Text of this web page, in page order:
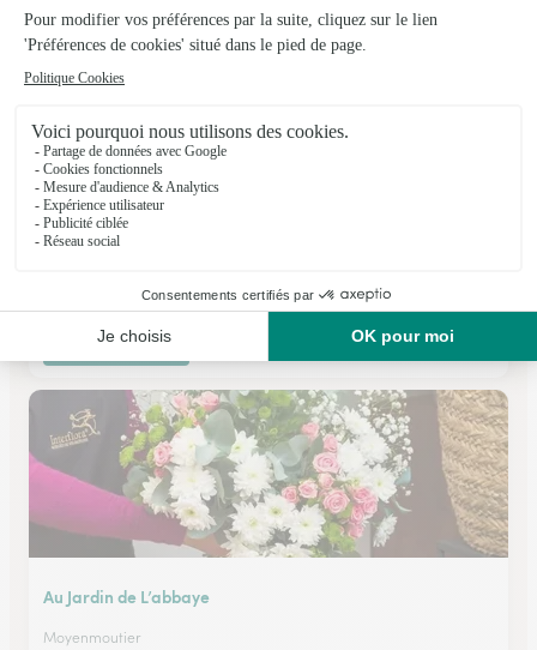
Le Rendez Vous des Fleurs
459, rue Ernest Charlier Espace Porte des Vosges
Voir la boutique
Au Jardin de L’abbaye
Moyenmoutier